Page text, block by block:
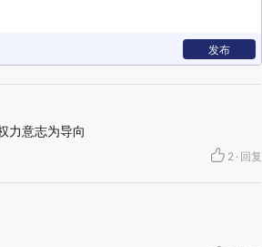
发布
力意志为导向
2 · 回复